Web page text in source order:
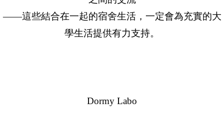
——這些結合在一起的宿舍生活，一定會為充實的大
學生活提供有力支持。
Dormy Labo